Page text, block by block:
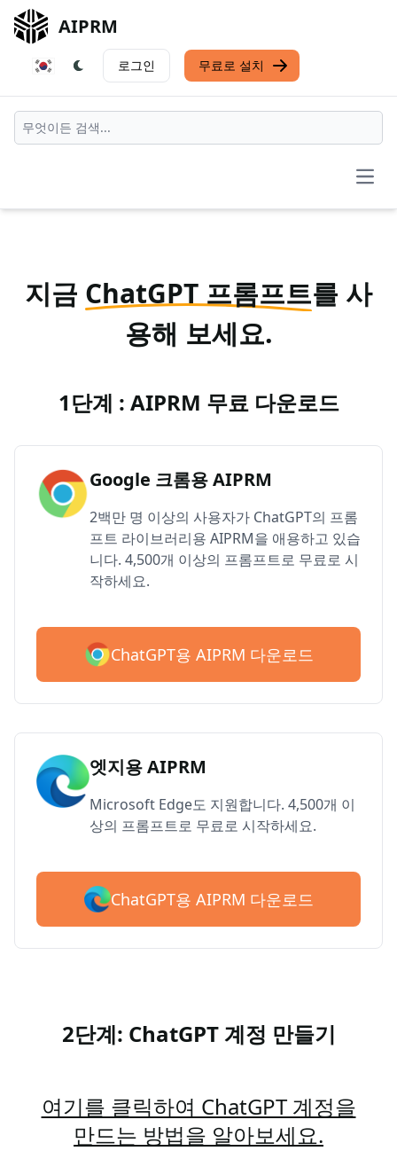
AIPRM
로그인 무료로 설치
지금 ChatGPT 프롬프트를 사
용해 보세요.
1단계 : AIPRM 무료 다운로드
Google 크롬용 AIPRM
2백만 명 이상의 사용자가 ChatGPT의 프롬
프트 라이브러리용 AIPRM을 애용하고 있습
니다. 4,500개 이상의 프롬프트로 무료로 시
작하세요.
ChatGPT용 AIPRM 다운로드
엣지용 AIPRM
Microsoft Edge도 지원합니다. 4,500개 이
상의 프롬프트로 무료로 시작하세요.
ChatGPT용 AIPRM 다운로드
2단계: ChatGPT 계정 만들기
여기를 클릭하여 ChatGPT 계정을
만드는 방법을 알아보세요.